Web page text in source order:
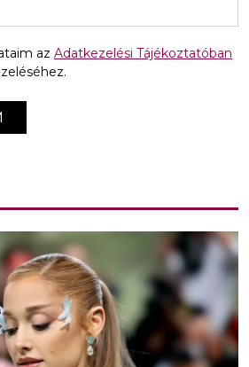
az Adatkezelési Tájékoztatóban